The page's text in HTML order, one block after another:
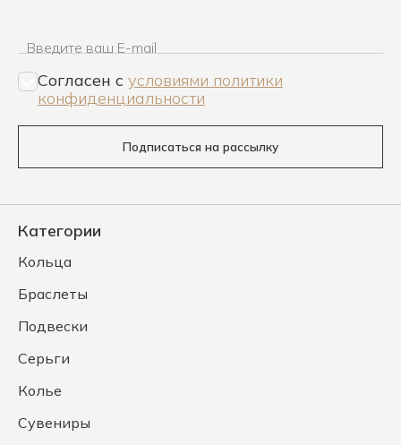
Введите ваш E-mail
Согласен c условиями политики
конфиденциальности
Подписаться на рассылку
Категории
Кольца
Браслеты
Подвески
Серьги
Колье
Сувениры